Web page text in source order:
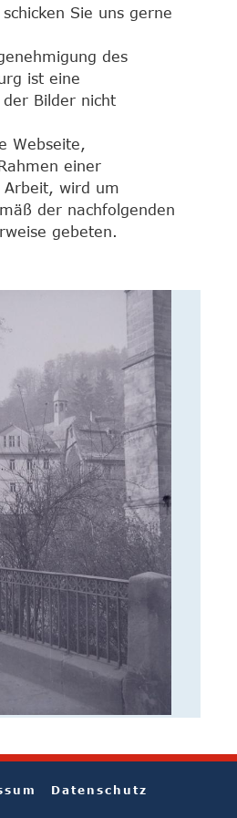
Sie uns gerne
des
ist eine
Bilder nicht
Webseite,
einer
Arbeit, wird um
der nachfolgenden
gebeten.
Datenschutz